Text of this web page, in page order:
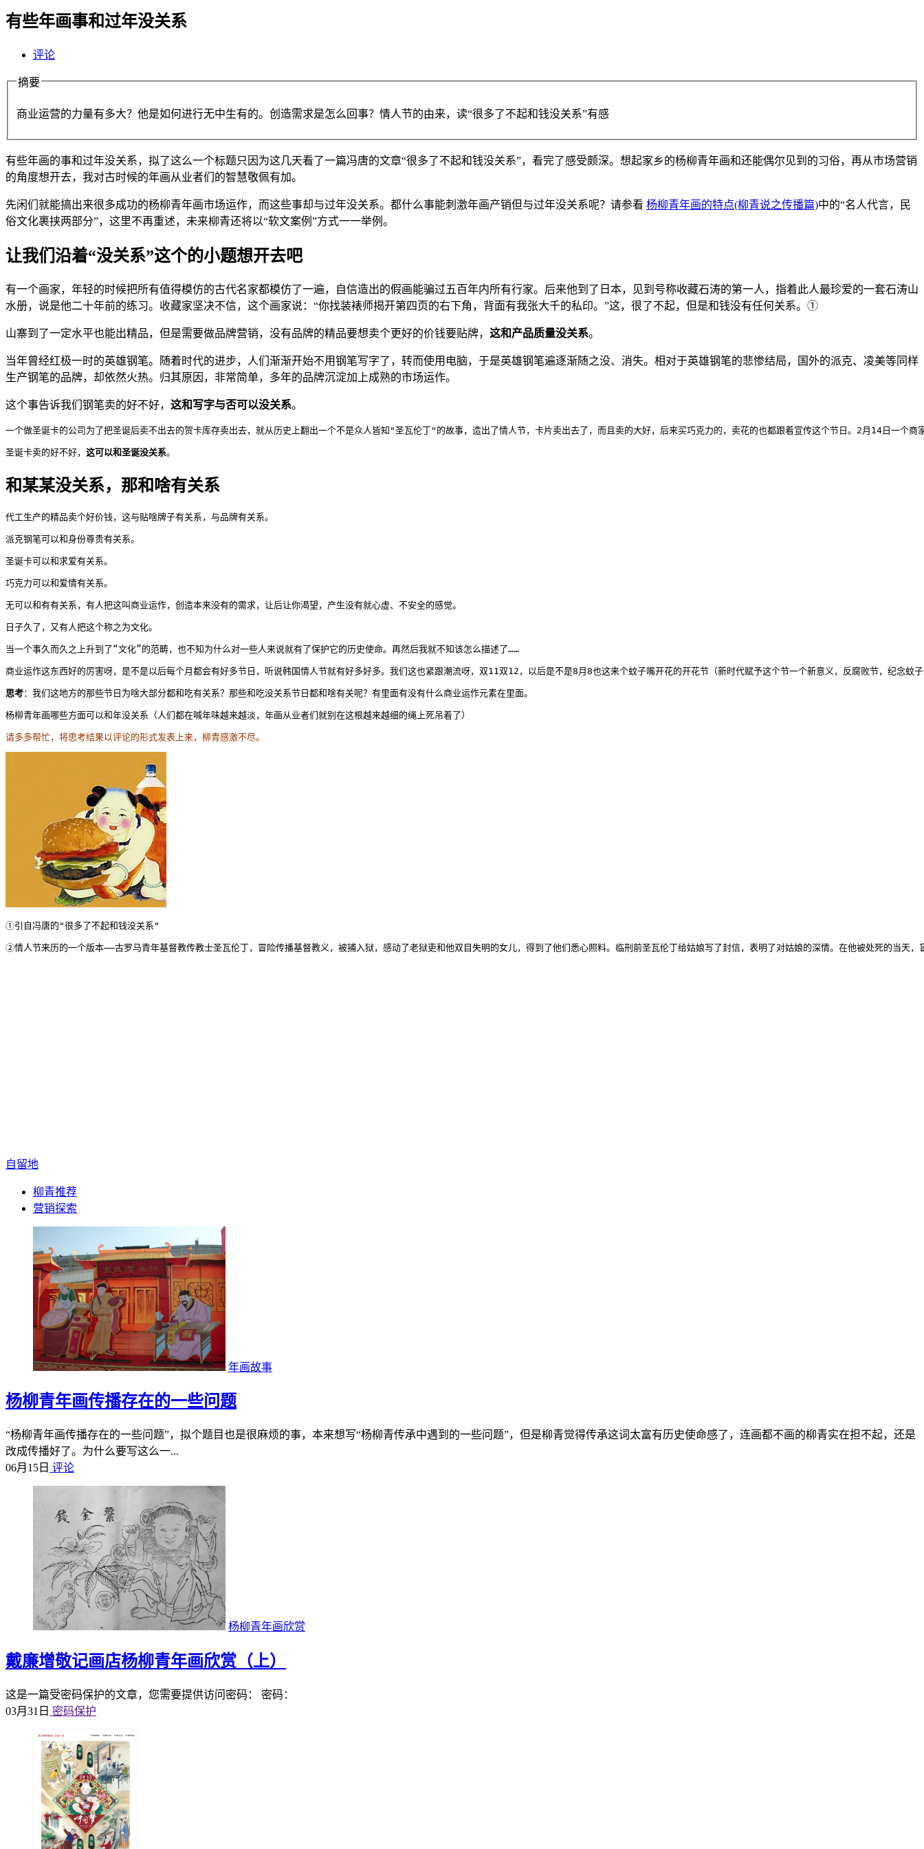
有些年画事和过年没关系
评论
摘要
商业运营的力量有多大？他是如何进行无中生有的。创造需求是怎么回事？情人节的由来，读“很多了不起和钱没关系”有感
有些年画的事和过年没关系，拟了这么一个标题只因为这几天看了一篇冯唐的文章“很多了不起和钱没关系”，看完了感受颇深。想起家乡的杨柳青年画和还能偶尔见到的习俗，再从市场营销
的角度想开去，我对古时候的年画从业者们的智慧敬佩有加。
先闲们就能搞出来很多成功的杨柳青年画市场运作，而这些事却与过年没关系。都什么事能刺激年画产销但与过年没关系呢？请参看 杨柳青年画的特点(柳青说之传播篇)中的“名人代言，民
俗文化裹挟两部分”，这里不再重述，未来柳青还将以“软文案例”方式一一举例。
让我们沿着“没关系”这个的小题想开去吧
有一个画家，年轻的时候把所有值得模仿的古代名家都模仿了一遍，自信造出的假画能骗过五百年内所有行家。后来他到了日本，见到号称收藏石涛的第一人，指着此人最珍爱的一套石涛山
水册，说是他二十年前的练习。收藏家坚决不信，这个画家说：“你找装裱师揭开第四页的右下角，背面有我张大千的私印。”这，很了不起，但是和钱没有任何关系。①
山寨到了一定水平也能出精品，但是需要做品牌营销，没有品牌的精品要想卖个更好的价钱要贴牌， 这和产品质量没关系。
当年曾经红极一时的英雄钢笔。随着时代的进步，人们渐渐开始不用钢笔写字了，转而使用电脑，于是英雄钢笔遍逐渐随之没、消失。相对于英雄钢笔的悲惨结局，国外的派克、凌美等同样
生产钢笔的品牌，却依然火热。归其原因，非常简单，多年的品牌沉淀加上成熟的市场运作。
这个事告诉我们钢笔卖的好不好， 这和写字与否可以没关系。
一个做圣诞卡的公司为了把圣诞后卖不出去的贺卡库存卖出去，就从历史上翻出一个不是众人皆知"圣瓦伦丁"的故事，造出了情人节，卡片卖出去了，而且卖的大好，后来买巧克力的，卖花的也都跟着宣传这个节日。2月14日一个
圣诞卡卖的好不好， 这可以和圣诞没关系。
和某某没关系，那和啥有关系
代工生产的精品卖个好价钱，这与贴啥牌子有关系，与品牌有关系。
派克钢笔可以和身份尊贵有关系。
圣诞卡可以和求爱有关系。
巧克力可以和爱情有关系。
无可以和有有关系，有人把这叫商业运作，创造本来没有的需求，让后让你渴望，产生没有就心虚、不安全的感觉。
日子久了，又有人把这个称之为文化。
当一个事久而久之上升到了“文化”的范畴，也不知为什么对一些人来说就有了保护它的历史使命。再然后我就不知该怎么描述了……
商业运作这东西好的厉害呀，是不是以后每个月都会有好多节日，听说韩国情人节就有好多好多。我们这也紧跟潮流呀，双11双12，以后是不是8月8也这来个蚊子嘴开花的开花节（新时代赋予这个节一个新意义，反腐败节，纪
思考：我们这地方的那些节日为啥大部分都和吃有关系？那些和吃没关系节日都和啥有关呢？有里面有没有什么商业运作元素在里面。
杨柳青年画哪些方面可以和年没关系（人们都在喊年味越来越淡，年画从业者们就别在这根越来越细的绳上死吊着了）
请多多帮忙，将思考结果以评论的形式发表上来，柳青感激不尽。
①引自冯唐的"很多了不起和钱没关系"
②情人节来历的一个版本——古罗马青年基督教传教士圣瓦伦丁，冒险传播基督教义，被捕入狱，感动了老狱吏和他双目失明的女儿，得到了他们悉心照料。临刑前圣瓦伦丁给姑娘写了封信，表明了对姑娘的深情。在他被处死的当
自留地
柳青推荐
营销探索
年画故事
杨柳青年画传播存在的一些问题
“杨柳青年画传播存在的一些问题”，拟个题目也是很麻烦的事，本来想写“杨柳青传承中遇到的一些问题”，但是柳青觉得传承这词太富有历史使命感了，连画都不画的柳青实在担不起，还是
改成传播好了。为什么要写这么一...
06月15日 评论
杨柳青年画欣赏
戴廉增敬记画店杨柳青年画欣赏（上）
这是一篇受密码保护的文章，您需要提供访问密码： 密码：
03月31日 密码保护